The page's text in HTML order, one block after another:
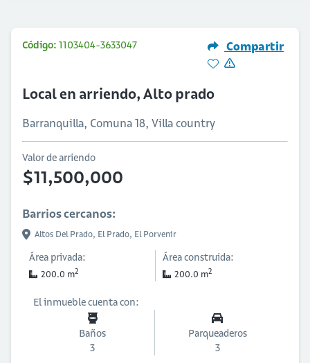
Código: 1103404-3633047 Compartir
Local en arriendo, Alto prado
Barranquilla, Comuna 18, Villa country
Valor de arriendo
$11,500,000
Barrios cercanos:
Altos Del Prado, El Prado, El Porvenir
Área privada:
200.0 m2
Área construida:
200.0 m2
El inmueble cuenta con:
Baños
3
Parqueaderos
3